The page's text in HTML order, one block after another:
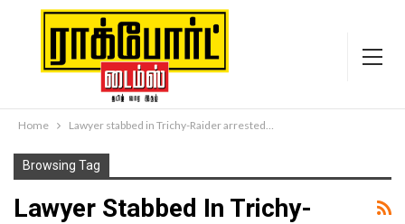
Home Lawyer stabbed in Trichy-Raider arrested…
Browsing Tag
Lawyer Stabbed In Trichy-